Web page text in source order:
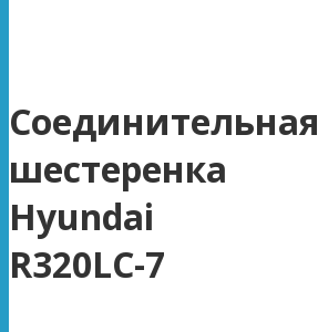
Соединительная
шестеренка
Hyundai
R320LC-7